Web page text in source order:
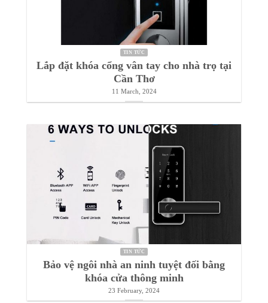
LỰA CHỌN NHÀ THÔNG MINH CHO
NGƯỜI GIÀ VÀ TRẺ NHỎ
22 March, 2024
Lắp đặt khóa cổng vân tay cho nhà trọ tại
Cần Thơ
11 March, 2024